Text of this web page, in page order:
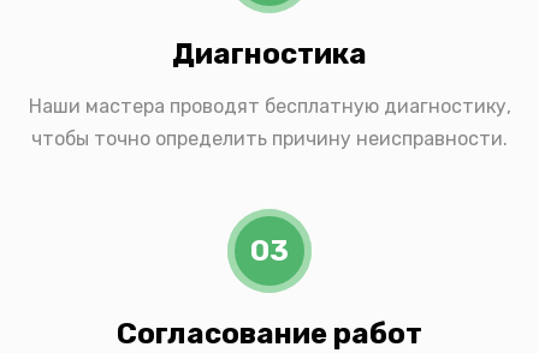
Диагностика
Наши мастера проводят бесплатную диагностику,
чтобы точно определить причину неисправности.
03
Согласование работ